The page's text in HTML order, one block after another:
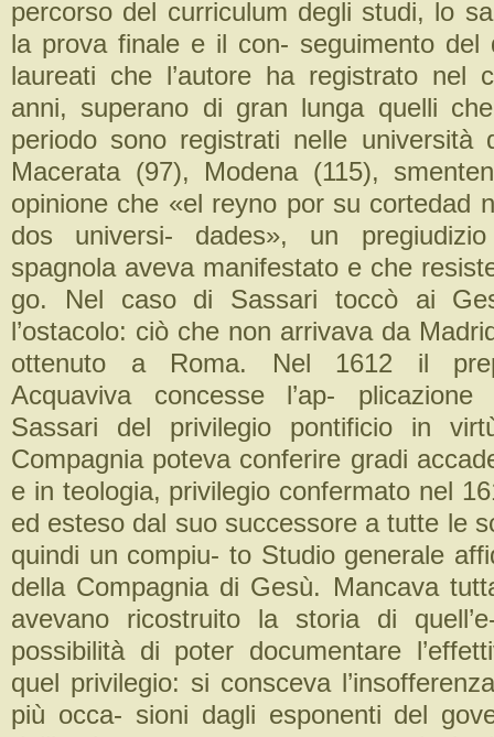
percorso del curriculum degli studi, lo
la prova finale e il con- seguimento del
laureati che l’autore ha registrato nel
anni, superano di gran lunga quelli
periodo sono registrati nelle università
Macerata (97), Modena (115),
opinione che «el reyno por su cortedad
dos universi- dades», un
spagnola aveva manifestato e che
go. Nel caso di Sassari toccò ai
l’ostacolo: ciò che non arrivava da
ottenuto a Roma. Nel 1612 il
Acquaviva concesse l’ap-
Sassari del privilegio pontificio in
Compagnia poteva conferire gradi
e in teologia, privilegio confermato nel
ed esteso dal suo successore a tutte le
quindi un compiu- to Studio generale
della Compagnia di Gesù. Mancava
avevano ricostruito la storia di
possibilità di poter documentare
quel privilegio: si consceva
più occa- sioni dagli esponenti del